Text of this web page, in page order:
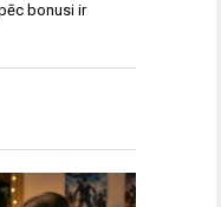
bonusi ir